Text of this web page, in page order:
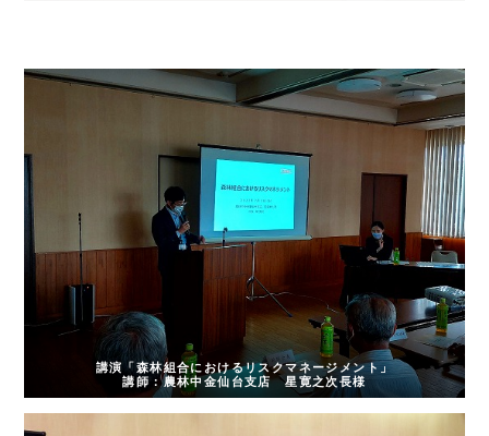
講演「森林組合におけるリスクマネージメント」
講師：農林中金仙台支店 星寛之次長様